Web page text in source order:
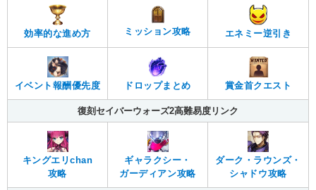
効率的な進め方 ミッション攻略 エネミー逆引き
イベント報酬優先度 ドロップまとめ 賞金首クエスト
復刻セイバーウォーズ2高難易度リンク
キングエリchan
攻略
ギャラクシー・
ガーディアン攻略
ダーク・ラウンズ・
シャドウ攻略